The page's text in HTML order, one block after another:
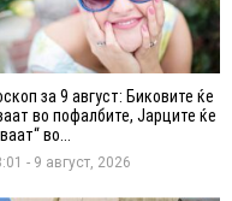
за 9 август: Биковите ќе
во пофалбите, Јарците ќе
во...
- 9 август, 2026